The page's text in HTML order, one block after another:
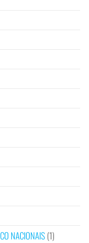
NACIONAIS(1)